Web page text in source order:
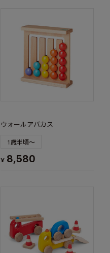
ウォールアバカス
1歳半頃～
¥ 8,580